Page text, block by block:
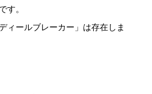
す。
ィールブレーカー」は存在しま